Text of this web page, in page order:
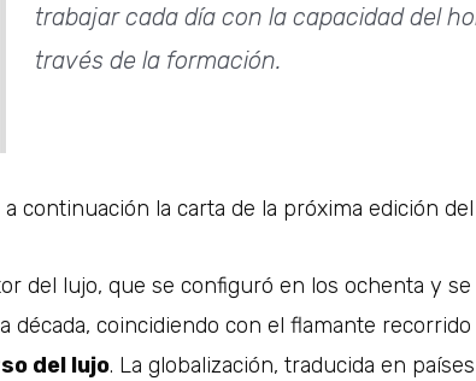
trabajar cada día con la capacidad del
través de la formación.
a continuación la carta de la próxima edición
del lujo, que se configuró en los ochenta y
década, coincidiendo con el flamante recorrido
del lujo. La globalización, traducida en